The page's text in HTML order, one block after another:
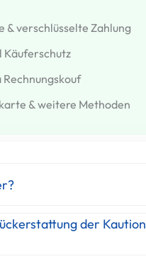
& verschlüsselte Zahlung
Käuferschutz
& weitere Methoden
der Kaution